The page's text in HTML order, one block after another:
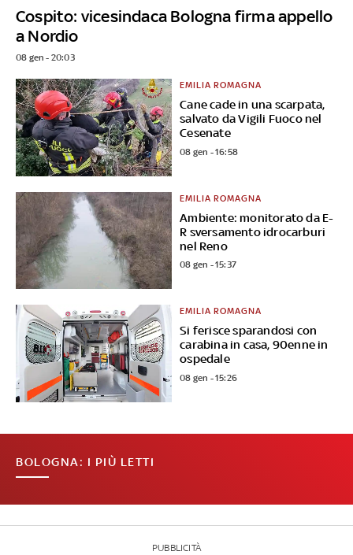
Cospito: vicesindaca Bologna firma appello
a Nordio
08 gen - 20:03
Cane cade in una scarpata,
salvato da Vigili Fuoco nel
Cesenate
EMILIA ROMAGNA
08 gen - 16:58
Ambiente: monitorato da E-
R sversamento idrocarburi
nel Reno
EMILIA ROMAGNA
08 gen - 15:37
Si ferisce sparandosi con
carabina in casa, 90enne in
ospedale
EMILIA ROMAGNA
08 gen - 15:26
BOLOGNA: I PIÙ LETTI
PUBBLICITÀ